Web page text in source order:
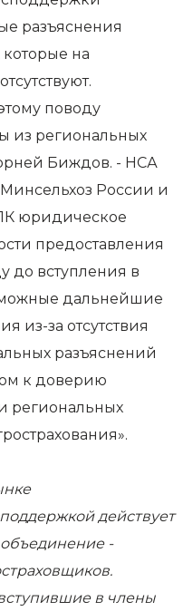
разъяснения
которые на
поводу
из региональных
Биждов. - НСА
России и
юридическое
предоставления
до вступления в
дальнейшие
из-за отсутствия
разъяснений
к доверию
региональных
действует
-
в члены